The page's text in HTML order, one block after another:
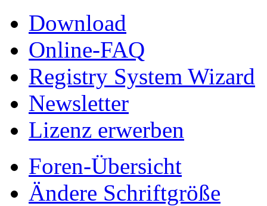
Download
Online-FAQ
Registry System Wizard
Newsletter
Lizenz erwerben
Foren-Übersicht
Ändere Schriftgröße